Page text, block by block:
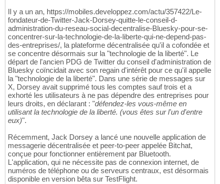
Il y a un an, https://mobiles.developpez.com/actu/357422/Le-
fondateur-de-Twitter-Jack-Dorsey-quitte-le-conseil-d-
administration-du-reseau-social-decentralise-Bluesky-pour-se-
concentrer-sur-la-technologie-de-la-liberte-qui-ne-depend-pas-
des-entreprises/, la plateforme décentralisée qu'il a cofondée et
se concentre désormais sur la "technologie de la liberté". Le
départ de l'ancien PDG de Twitter du conseil d'administration de
Bluesky coïncidait avec son regain d'intérêt pour ce qu'il appelle
la "technologie de la liberté". Dans une série de messages sur
X, Dorsey avait supprimé tous les comptes sauf trois et a
exhorté les utilisateurs à ne pas dépendre des entreprises pour
leurs droits, en déclarant : "défendez-les vous-même en
utilisant la technologie de la liberté. (vous êtes sur l'un d'entre
eux)".
Récemment, Jack Dorsey a lancé une nouvelle application de
messagerie décentralisée et peer-to-peer appelée Bitchat,
conçue pour fonctionner entièrement par Bluetooth.
L'application, qui ne nécessite pas de connexion internet, de
numéros de téléphone ou de serveurs centraux, est désormais
disponible en version bêta sur TestFlight.